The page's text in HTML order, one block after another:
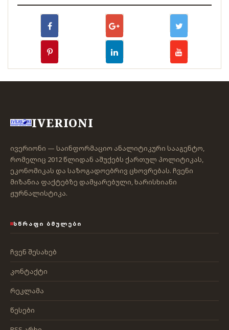
IVERIONI
ივერიონი — საინფორმაციო ანალიტიკური სააგენტო,
რომელიც 2012 წლიდან აშუქებს ქართულ პოლიტიკას,
ეკონომიკას და საზოგადოებრივ ცხოვრებას. ჩვენი
მიზანია ფაქტებზე დამყარებული, ხარისხიანი
ჟურნალისტიკა.
ᲡᲬᲠᲐᲤᲘ ᲑᲛᲣᲚᲔᲑᲘ
ჩვენ შესახებ
კონტაქტი
რეკლამა
წესები